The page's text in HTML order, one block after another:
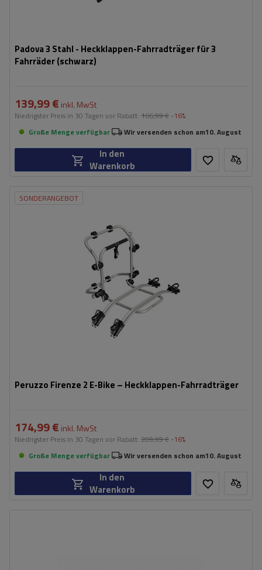
Padova 3 Stahl - Heckklappen-Fahrradträger für 3
Fahrräder (schwarz)
139,99 € inkl. MwSt
Niedrigster Preis in 30 Tagen vor Rabatt: 166,99 € -16%
Große Menge verfügbar
Wir versenden schon am10. August
In den
Warenkorb
SONDERANGEBOT
Peruzzo Firenze 2 E-Bike – Heckklappen-Fahrradträger
45 kg
kompatibel mit Elektrofahrrädern
Aluminiumkonstruktion
174,99 € inkl. MwSt
Niedrigster Preis in 30 Tagen vor Rabatt: 209,99 € -16%
Große Menge verfügbar
Wir versenden schon am10. August
In den
Warenkorb